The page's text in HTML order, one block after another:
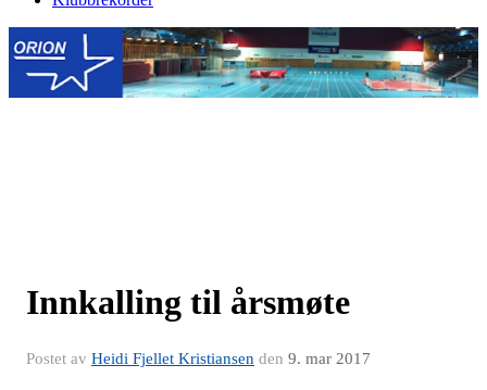
Innkalling til årsmøte
Postet av Heidi Fjellet Kristiansen den 9. mar 2017